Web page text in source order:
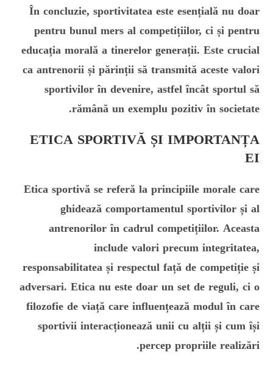
În concluzie, sportivitatea este esențială nu doar
pentru bunul mers al competițiilor, ci și pentru
educația morală a tinerelor generații. Este crucial
ca antrenorii și părinții să transmită aceste valori
sportivilor în devenire, astfel încât sportul să
rămână un exemplu pozitiv în societate.
ETICA SPORTIVĂ ȘI IMPORTANȚA
EI
Etica sportivă se referă la principiile morale care
ghidează comportamentul sportivilor și al
antrenorilor în cadrul competițiilor. Aceasta
include valori precum integritatea,
responsabilitatea și respectul față de competiție și
adversari. Etica nu este doar un set de reguli, ci o
filozofie de viață care influențează modul în care
sportivii interacționează unii cu alții și cum își
percep propriile realizări.